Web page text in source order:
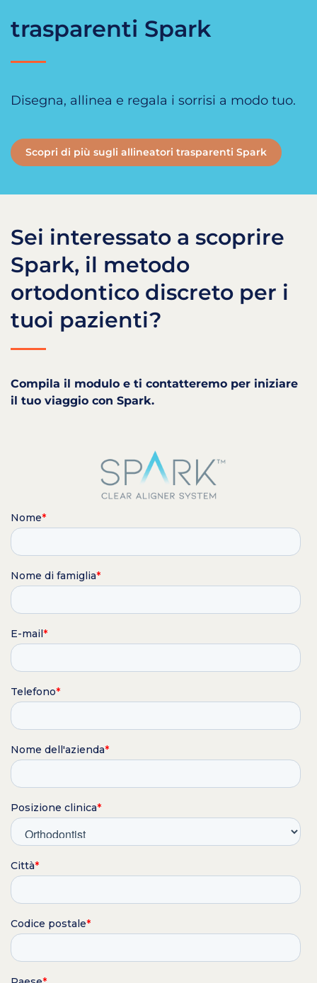
trasparenti Spark
Disegna, allinea e regala i sorrisi a modo tuo.
Scopri di più sugli allineatori trasparenti Spark
Sei interessato a scoprire
Spark, il metodo
ortodontico discreto per i
tuoi pazienti?
Compila il modulo e ti contatteremo per iniziare
il tuo viaggio con Spark.